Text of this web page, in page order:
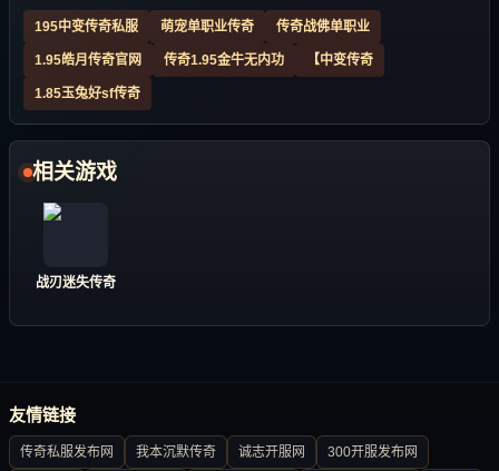
195中变传奇私服 萌宠单职业传奇 传奇战佛单职业
1.95皓月传奇官网 传奇1.95金牛无内功 【中变传奇
1.85玉兔好sf传奇
相关游戏
战刃迷失传奇
友情链接
传奇私服发布网 我本沉默传奇 诚志开服网 300开服发布网